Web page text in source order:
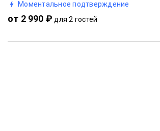
Моментальное подтверждение
от 2 990 ₽ для 2 гостей